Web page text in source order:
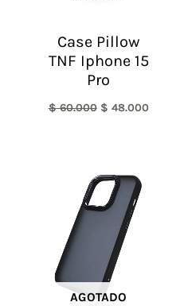
Case Pillow
TNF Iphone 15
Pro
$60.000 $ 48.000
AGOTADO